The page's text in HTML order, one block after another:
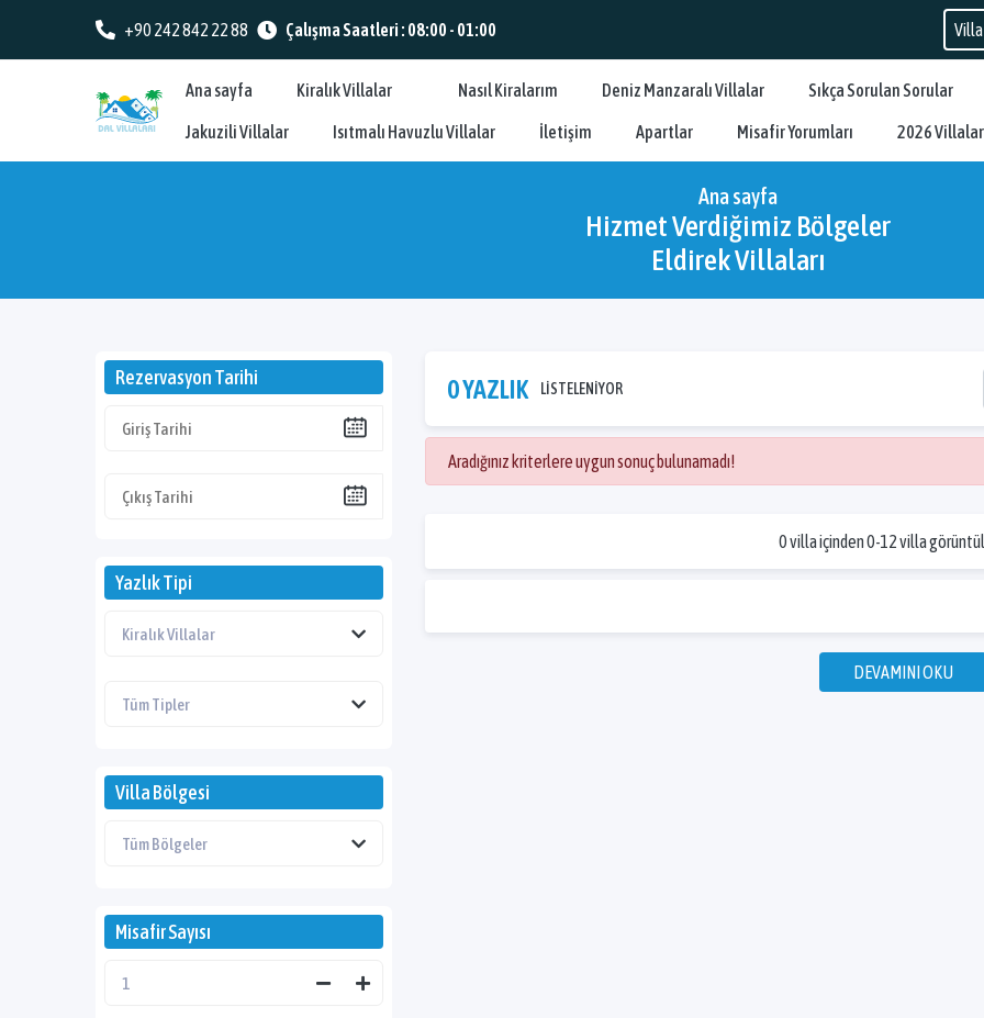
+90 242 842 22 88 Çalışma Saatleri : 08:00 - 01:00
Ana sayfa Kiralık Villalar Nasıl Kiralarım Deniz Manzaralı Villalar Sıkça Sorulan Sorular
Jakuzili Villalar Isıtmalı Havuzlu Villalar İletişim Apartlar Misafir Yorumları 2026
Ana sayfa
Hizmet Verdiğimiz Bölgeler
Eldirek Villaları
Rezervasyon Tarihi
Yazlık Tipi
Villa Bölgesi
Misafir Sayısı
0 YAZLIK LİSTELENİYOR
Aradığınız kriterlere uygun sonuç bulunamadı!
0 villa içinden 0-12 villa
DEVAMINI OKU